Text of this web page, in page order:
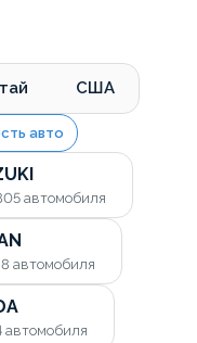
США
авто
автомобиля
автомобиля
автомобиля